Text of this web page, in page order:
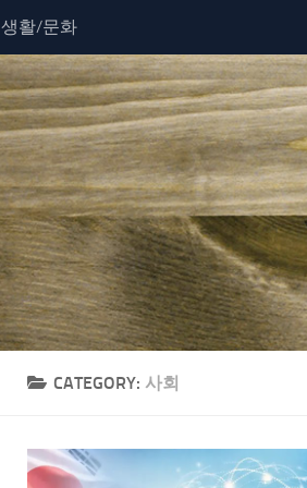
생활/문화
CATEGORY: 사회